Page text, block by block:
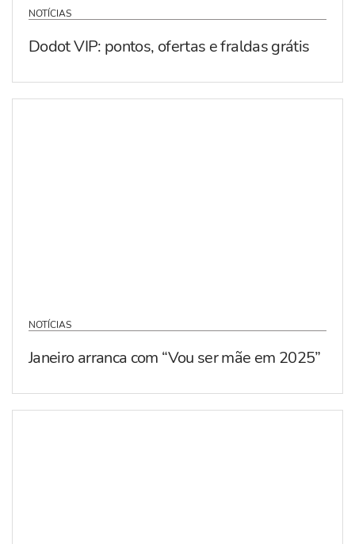
NOTÍCIAS
Dodot VIP: pontos, ofertas e fraldas grátis
NOTÍCIAS
Janeiro arranca com “Vou ser mãe em 2025”